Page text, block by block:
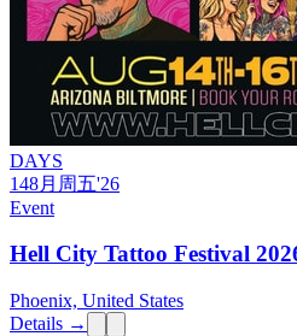
DAYS
148月 周五'26
Event
Hell City Tattoo Festival
Phoenix, United States
Details →